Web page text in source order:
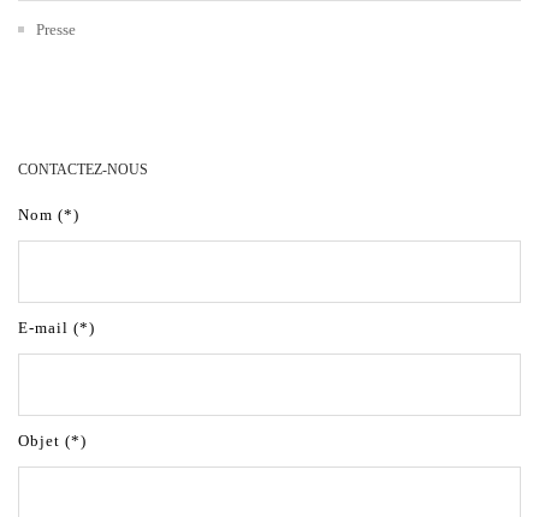
Presse
CONTACTEZ-NOUS
Nom (*)
E-mail (*)
Objet (*)